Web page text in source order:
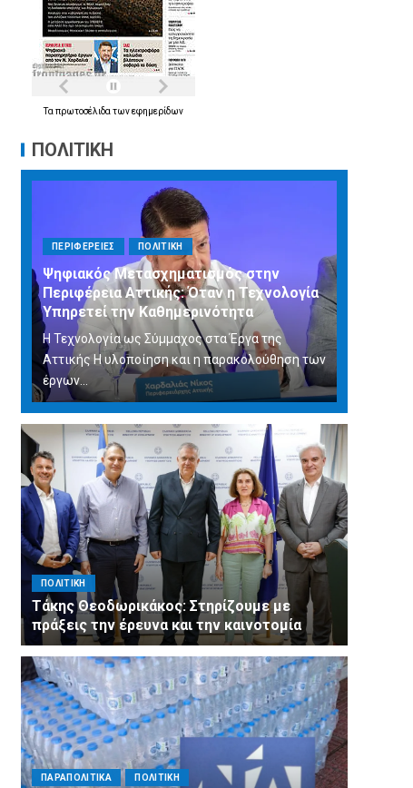
Τα πρωτοσέλιδα τωνεφημερίδων
ΠΟΛΙΤΙΚΗ
ΠΕΡΙΦΕΡΕΙΕΣ ΠΟΛΙΤΙΚΗ
Ψηφιακός Μετασχηματισμός στην
Περιφέρεια Αττικής: Όταν η Τεχνολογία
Υπηρετεί την Καθημερινότητα
Η Τεχνολογία ως Σύμμαχος στα Έργα της
Αττικής Η υλοποίηση και η παρακολούθηση των
έργων...
ΠΟΛΙΤΙΚΗ
Τάκης Θεοδωρικάκος: Στηρίζουμε με
πράξεις την έρευνα και την καινοτομία
ΠΑΡΑΠΟΛΙΤΙΚΑ ΠΟΛΙΤΙΚΗ